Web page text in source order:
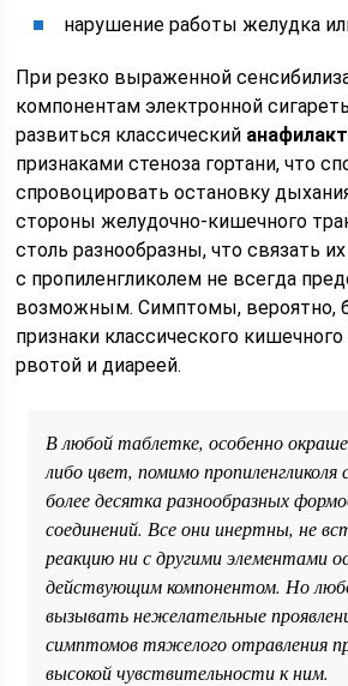
нарушение работы желудка
При резко выраженной
компонентам электронной
развиться классический
признаками стеноза гортани, что
спровоцировать остановку
стороны желудочно-кишечного
столь разнообразны, что связать
с пропиленгликолем не всегда
возможным. Симптомы, вероятно,
признаки классического
рвотой и диареей.
В любой таблетке, особенно
либо цвет, помимо
более десятка разнообразных
соединений. Все они инертны, не
реакцию ни с другими элементами
действующим компонентом. Но
вызывать нежелательные
симптомов тяжелого отравления
высокой чувствительности к ним.